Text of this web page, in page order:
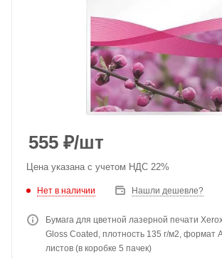
555 ₽/шт
Цена указана с учетом НДС 22%
Нет в наличии Нашли дешевле?
Бумага для цветной лазерной печати
Gloss Coated, плотность 135 г/м2, формат
листов (в коробке 5 пачек)